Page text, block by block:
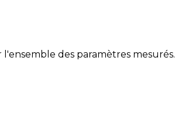
des paramètres mesurés.